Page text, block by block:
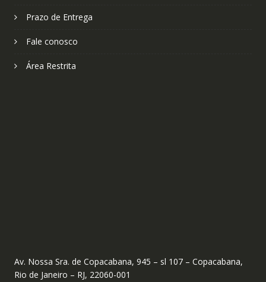
Prazo de Entrega
Fale conosco
Área Restrita
Av. Nossa Sra. de Copacabana, 945 – sl 107 – Copacabana,
Rio de Janeiro – RJ, 22060-001